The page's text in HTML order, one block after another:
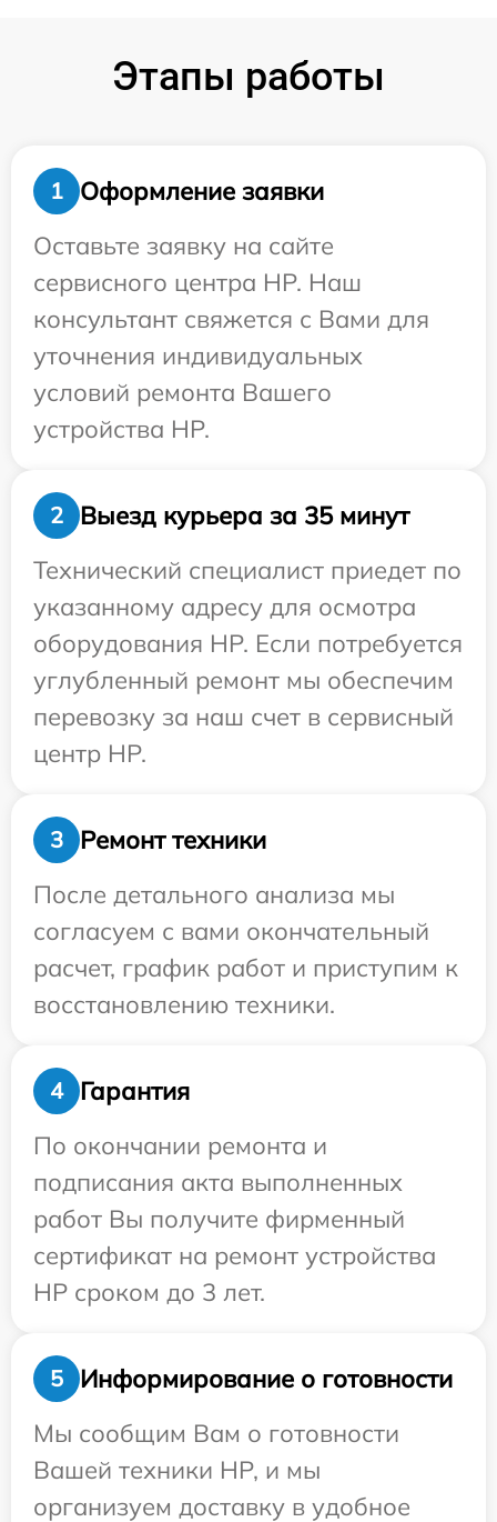
Этапы работы
1
Оформление заявки
Оставьте заявку на сайте
сервисного центра HP. Наш
консультант свяжется с Вами для
уточнения индивидуальных
условий ремонта Вашего
устройства HP.
2
Выезд курьера за 35 минут
Технический специалист приедет по
указанному адресу для осмотра
оборудования HP. Если потребуется
углубленный ремонт мы обеспечим
перевозку за наш счет в сервисный
центр HP.
3
Ремонт техники
После детального анализа мы
согласуем с вами окончательный
расчет, график работ и приступим к
восстановлению техники.
4
Гарантия
По окончании ремонта и
подписания акта выполненных
работ Вы получите фирменный
сертификат на ремонт устройства
HP сроком до 3 лет.
5
Информирование о готовности
Мы сообщим Вам о готовности
Вашей техники HP, и мы
организуем доставку в удобное